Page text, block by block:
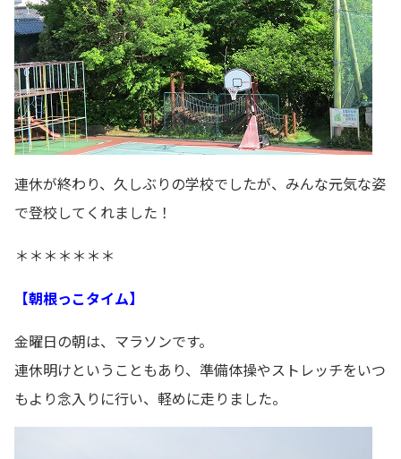
連休が終わり、久しぶりの学校でしたが、みんな元気な姿
で登校してくれました！
＊＊＊＊＊＊＊
【朝根っこタイム】
金曜日の朝は、マラソンです。
連休明けということもあり、準備体操やストレッチをいつ
もより念入りに行い、軽めに走りました。